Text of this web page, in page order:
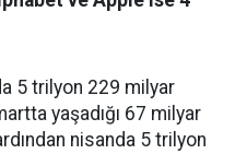
5 trilyon 229 milyar
yaşadığı 67 milyar
nisanda 5 trilyon